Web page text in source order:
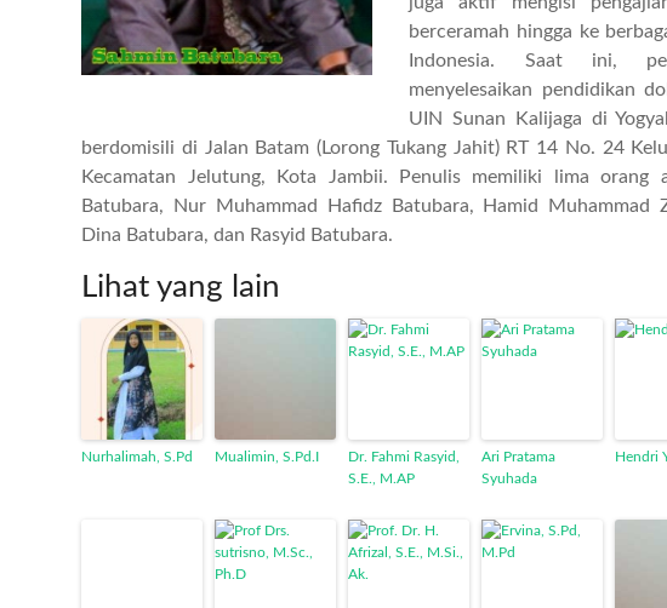
berceramah hingga ke
Indonesia. Saat ini,
menyelesaikan pendidikan
UIN Sunan Kalijaga di
berdomisili di Jalan Batam (Lorong Tukang Jahit) RT 14 No. 24
Kecamatan Jelutung, Kota Jambii. Penulis memiliki lima orang
Batubara, Nur Muhammad Hafidz Batubara, Hamid Muhammad
Dina Batubara, dan Rasyid Batubara.
Lihat yang lain
Nurhalimah, S.Pd Mualimin, S.Pd.I
Dr. Fahmi Rasyid,
S.E., M.AP
Ari Pratama
Syuhada
Hendri